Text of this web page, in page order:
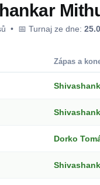
• 📅 Turnaj ze dne:
Zápas a
Dorko